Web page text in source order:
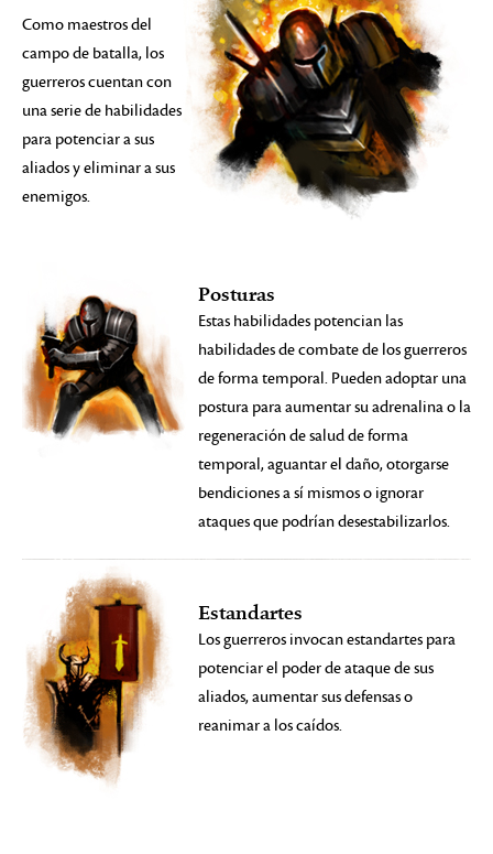
Como maestros del
campo de batalla, los
guerreros cuentan con
una serie de habilidades
para potenciar a sus
aliados y eliminar a sus
enemigos.
Posturas
Estas habilidades potencian las
habilidades de combate de los guerreros
de forma temporal. Pueden adoptar una
postura para aumentar su adrenalina o la
regeneración de salud de forma
temporal, aguantar el daño, otorgarse
bendiciones a sí mismos o ignorar
ataques que podrían desestabilizarlos.
Estandartes
Los guerreros invocan estandartes para
potenciar el poder de ataque de sus
aliados, aumentar sus defensas o
reanimar a los caídos.